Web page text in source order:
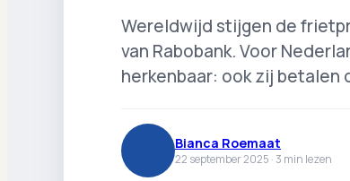
Wereldwijd stijgen de
van Rabobank. Voor
herkenbaar: ook zij
Bianca Roemaat
22 september 2025 ·3 min lezen